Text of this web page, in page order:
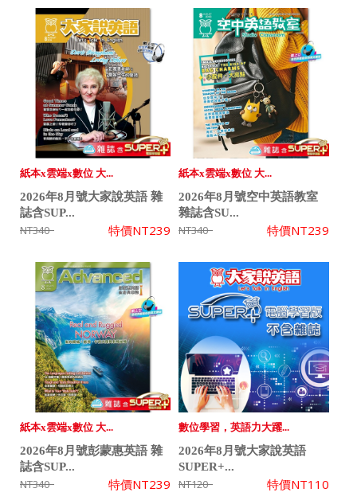
紙本x雲端x數位 大...
2026年8月號大家說英語 雜
誌含SUP...
NT340 特價NT239
紙本x雲端x數位 大...
2026年8月號空中英語教室
雜誌含SU...
NT340 特價NT239
紙本x雲端x數位 大...
2026年8月號彭蒙惠英語 雜
誌含SUP...
NT340 特價NT239
數位學習，英語力大躍...
2026年8月號大家說英語
SUPER+...
NT120 特價NT110